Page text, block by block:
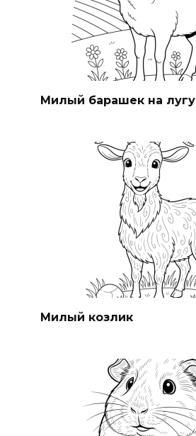
Милый барашек на лугу
Милый козлик